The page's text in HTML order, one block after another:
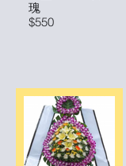
瑰
$550